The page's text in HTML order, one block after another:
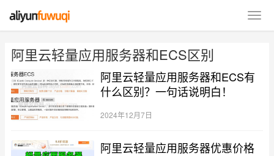
阿里云轻量应用服务器和ECS区别
阿里云轻量应用服务器和ECS有
什么区别？一句话说明白！
2024年12月7日
阿里云轻量应用服务器优惠价格